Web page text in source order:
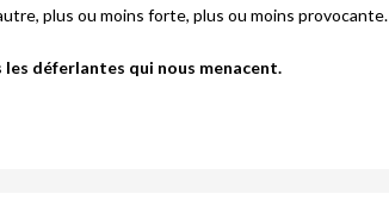
plus ou moins forte, plus ou moins provocante.
déferlantes qui nous menacent.